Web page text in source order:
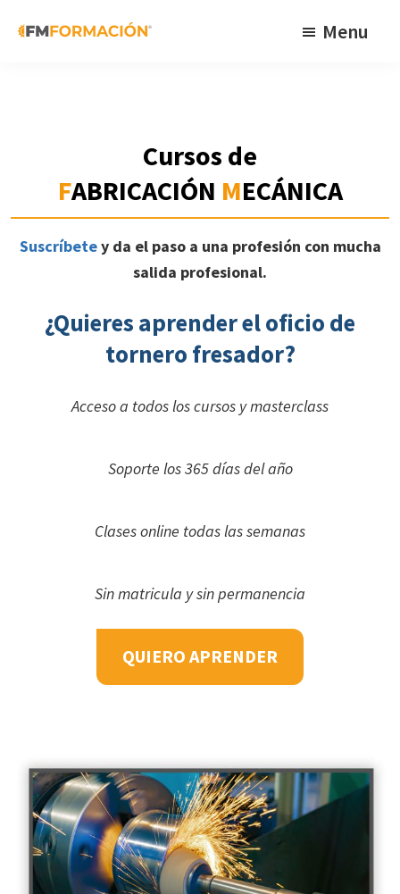
Menu
Cursos de
FABRICACIÓN MECÁNICA
Suscríbetey da el paso a una profesión con mucha
salida profesional.
¿Quieres aprender el oficio de
tornero fresador?
Acceso a todos los cursos y masterclass
Soporte los 365 días del año
Clases online todas las semanas
Sin matricula y sin permanencia
QUIERO APRENDER